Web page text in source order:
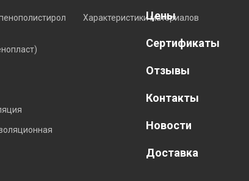
Характеристики материалов
Цены
Сертификаты
Отзывы
Контакты
Новости
Доставка